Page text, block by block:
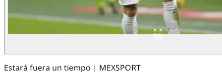
Estará fuera un tiempo | MEXSPORT